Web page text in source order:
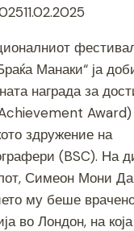
11.02.2025
Манаки“ ја
награда за
Award)
здружение на
(BSC). На
Симеон Мони
му беше
во Лондон, на